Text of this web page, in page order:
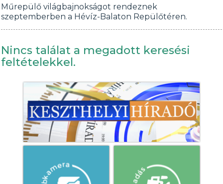
Műrepülő világbajnokságot rendeznek
szeptemberben a Hévíz-Balaton Repülőtéren.
Nincs találat a megadott keresési
feltételekkel.